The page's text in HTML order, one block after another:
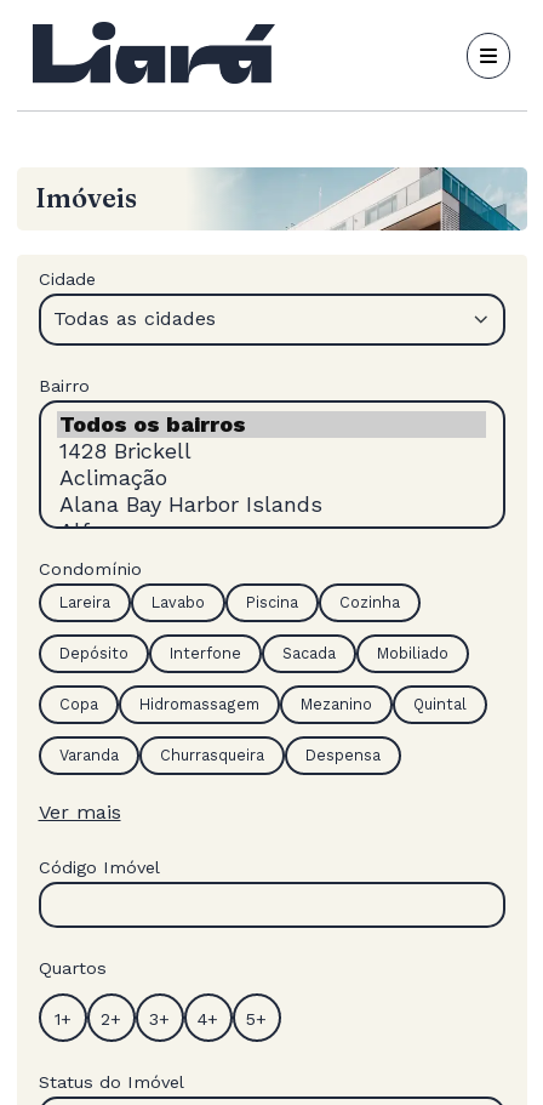
Imóveis
Cidade
Todas as cidades
Bairro
Condomínio
Lareira Lavabo Piscina Cozinha
Depósito Interfone Sacada Mobiliado
Copa Hidromassagem Mezanino Quintal
Varanda Churrasqueira Despensa
Ver mais
Código Imóvel
Quartos
Status do Imóvel